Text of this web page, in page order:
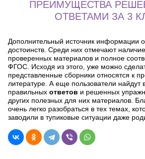
ПРЕИМУЩЕСТВА
ОТВЕТАМИ ЗА 3
Дополнительный источник информации
достоинств. Среди них отмечают
проверенных материалов и полное
ФГОС. Исходя из этого, уже можно
представленные сборники относятся к
литературе. А еще пользователи найдут
правильных ответов и решенных
других полезных для них материалов.
очень легко разобраться в тех темах,
заводили в тупиковые ситуации даже